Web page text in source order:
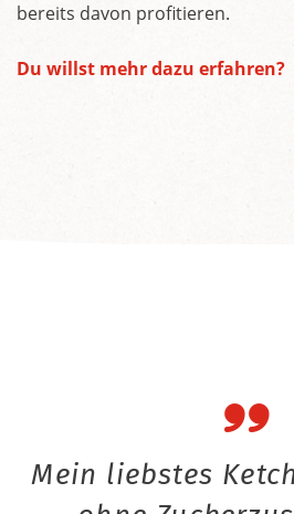
bereits davon profitieren.
Du willst mehr dazu erfahren?
Mein liebstes